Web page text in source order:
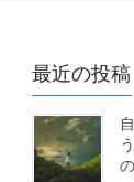
最近の投稿